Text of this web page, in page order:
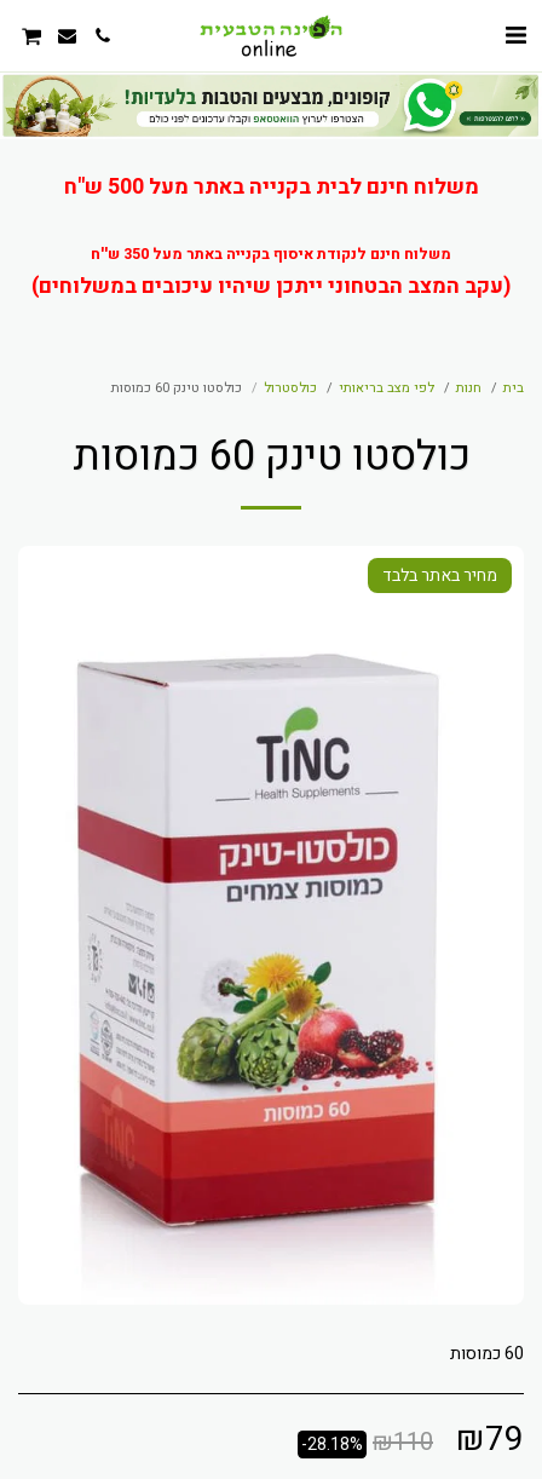
משלוח חינם לבית בקנייה באתר מעל 500 ש"ח
משלוח חינם לנקודת איסוף בקנייה באתר מעל 350 ש''ח
(עקב המצב הבטחוני ייתכן שיהיו עיכובים במשלוחים)
בית חנות לפי מצב בריאותי כולסטרול כולסטו טינק 60 כמוסות
כולסטו טינק 60 כמוסות
מחיר באתר בלבד
60 כמוסות
₪79
₪110
-28.18%